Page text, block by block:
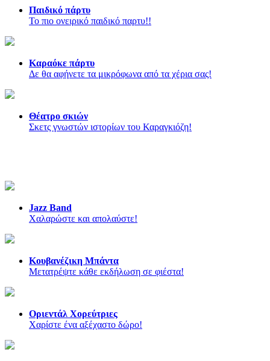
Παιδικό πάρτυ
Το πιο ονειρικό παιδικό παρτυ!!
Καραόκε πάρτυ
Δε θα αφήνετε τα μικρόφωνα από τα χέρια σας!
Θέατρο σκιών
Σκετς γνωστών ιστορίων του Καραγκιόζη!
Jazz Band
Χαλαρώστε και απολαύστε!
Κουβανέζικη Μπάντα
Mετατρέψτε κάθε εκδήλωση σε φιέστα!
Οριεντάλ Χορεύτριες
Χαρίστε ένα αξέχαστο δώρο!